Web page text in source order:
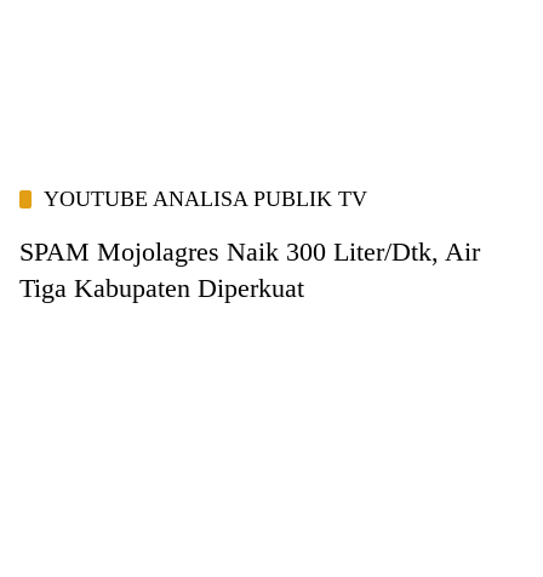
YOUTUBE ANALISA PUBLIK TV
SPAM Mojolagres Naik 300 Liter/Dtk, Air
Tiga Kabupaten Diperkuat